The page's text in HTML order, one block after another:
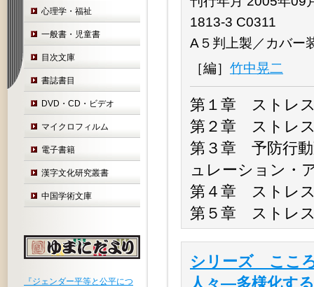
心理学・福祉
一般書・児童書
目次文庫
書誌書目
DVD・CD・ビデオ
マイクロフィルム
電子書籍
漢字文化研究叢書
中国学術文庫
『ジェンダー平等と公平につ
1813-3 C0311
A５判上製／カバー
［編］ 竹中晃二
第１章 ストレ
第２章 ストレ
第３章 予防行
ュレーション・
第４章 ストレ
第５章 ストレス
シリーズ ここ
人々―多様化す